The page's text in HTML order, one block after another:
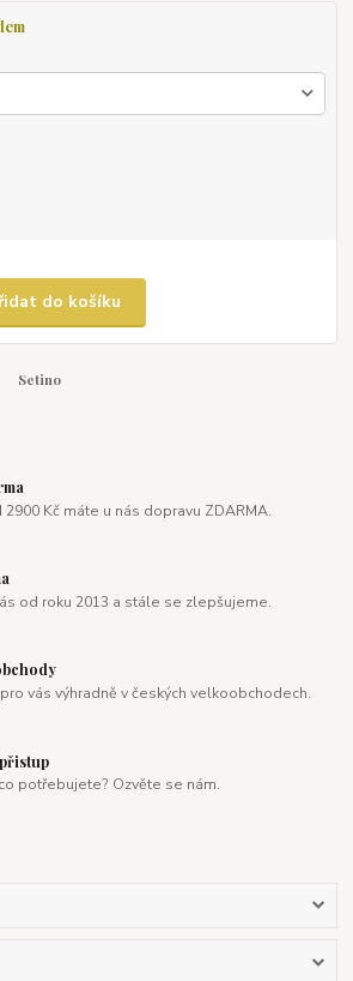
do košíku
Setino
2900 Kč máte u nás dopravu ZDARMA.
od roku 2013 a stále se zlepšujeme.
vás výhradně v českých velkoobchodech.
potřebujete? Ozvěte se nám.